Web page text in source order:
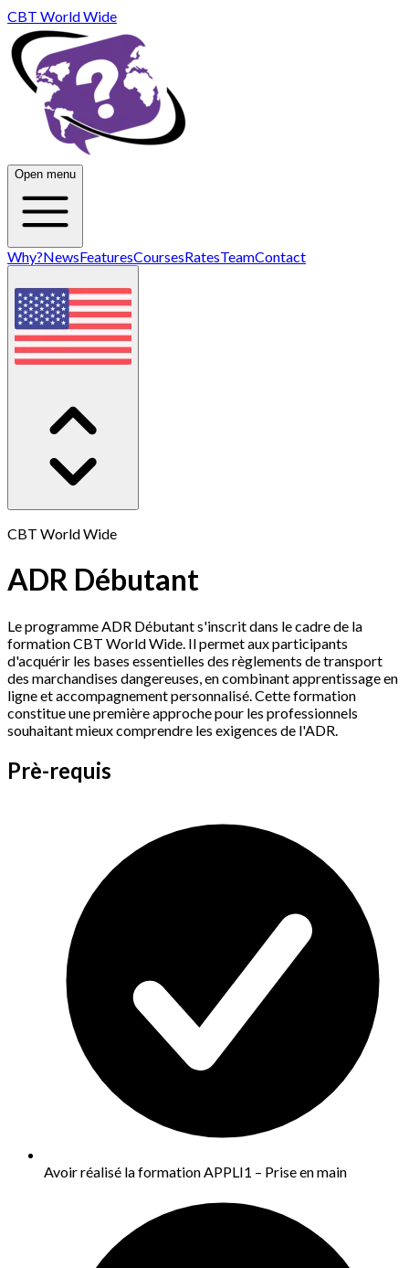
CBT World Wide
Open menu
Why?NewsFeaturesCoursesRatesTeamContact
CBT World Wide
ADR Débutant
Le programme ADR Débutant s'inscrit dans le cadre de la
formation CBT World Wide. Il permet aux participants
d'acquérir les bases essentielles des règlements de transport
des marchandises dangereuses, en combinant apprentissage en
ligne et accompagnement personnalisé. Cette formation
constitue une première approche pour les professionnels
souhaitant mieux comprendre les exigences de l'ADR.
Prè-requis
Avoir réalisé la formation APPLI1 – Prise en main